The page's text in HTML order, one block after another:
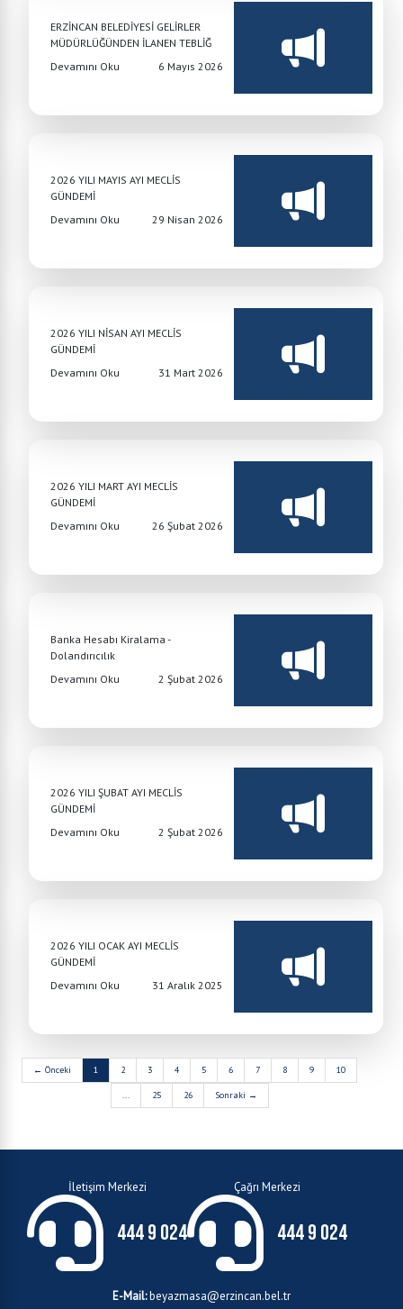
ERZİNCAN BELEDİYESİ GELİRLER
MÜDÜRLÜĞÜNDEN İLANEN TEBLİĞ
Devamını Oku
6 Mayıs 2026
2026 YILI MAYIS AYI MECLİS
GÜNDEMİ
Devamını Oku
29 Nisan 2026
2026 YILI NİSAN AYI MECLİS
GÜNDEMİ
Devamını Oku
31 Mart 2026
2026 YILI MART AYI MECLİS
GÜNDEMİ
Devamını Oku
26 Şubat 2026
Banka Hesabı Kiralama -
Dolandırıcılık
Devamını Oku
2 Şubat 2026
2026 YILI ŞUBAT AYI MECLİS
GÜNDEMİ
Devamını Oku
2 Şubat 2026
2026 YILI OCAK AYI MECLİS
GÜNDEMİ
Devamını Oku
31 Aralık 2025
← Önceki 1 2 3 4 5 6 7 8 9 10
... 25 26 Sonraki →
İletişim Merkezi
444 9 024
Çağrı Merkezi
444 9 024
E-Mail:beyazmasa@erzincan.bel.tr